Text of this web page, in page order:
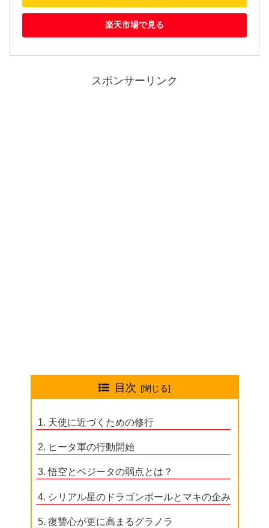
楽天市場で見る
スポンサーリンク
目次
天使に近づくための修行
ヒータ軍の行動開始
悟空とベジータの弱点とは？
シリアル星のドラゴンボールとマキの企み
復讐心が更に高まるグラノラ